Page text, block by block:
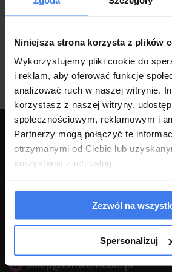
Niniejsza strona korzysta z plików
Wykorzystujemy pliki cookie do
i reklam, aby oferować funkcje
analizować ruch w naszej witrynie.
korzystasz z naszej witryny,
społecznościowym, reklamowym i
Partnerzy mogą połączyć te
otrzymanymi od Ciebie lub
korzystania z ich usług.
Zezwól na
Spersonalizuj
pojemnikiem na pościel
Tanie łóżka małżeńskie z materacem
PPH LUZ s.c Szlagor Marek
NIP: 7510000534
+48 77 540 78 47(pon-pt 7:00-
sklep@emwomeble.pl